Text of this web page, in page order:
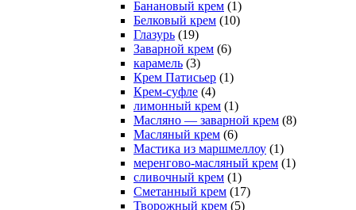
Банановый крем (1)
Белковый крем (10)
Глазурь (19)
Заварной крем (6)
карамель (3)
Крем Патисьер (1)
Крем-суфле (4)
лимонный крем (1)
Масляно — заварной крем (8)
Масляный крем (6)
Мастика из маршмеллоу (1)
меренгово-масляный крем (1)
сливочный крем (1)
Сметанный крем (17)
Творожный крем (5)